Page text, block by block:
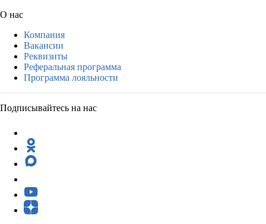
О нас
Компания
Вакансии
Реквизиты
Реферальная программа
Программа лояльности
Подписывайтесь на нас